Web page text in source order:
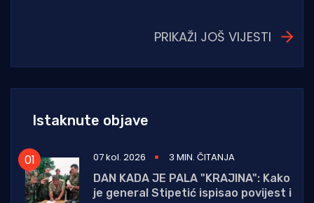
PRIKAŽI JOŠ VIJESTI
Istaknute objave
07 kol. 2026
3 MIN. ČITANJA
DAN KADA JE PALA "KRAJINA": Kako
je general Stipetić ispisao povijest i